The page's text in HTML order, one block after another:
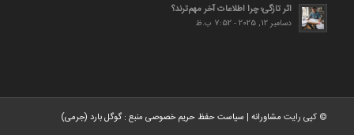
اثر تازگی؛ چرا اطلاعات آخر مهم‌ترند؟
دسامبر 12, 2025 - 7:52 ب.ظ
© کپی رایت مشاورانه| سیاست حفظ حریم خصوصیمنبع :گوگل بارد (جرمی)